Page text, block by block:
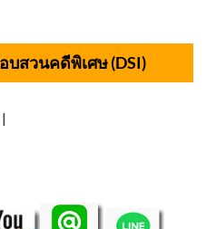
สวนคดีพิเศษ (DSI)
|